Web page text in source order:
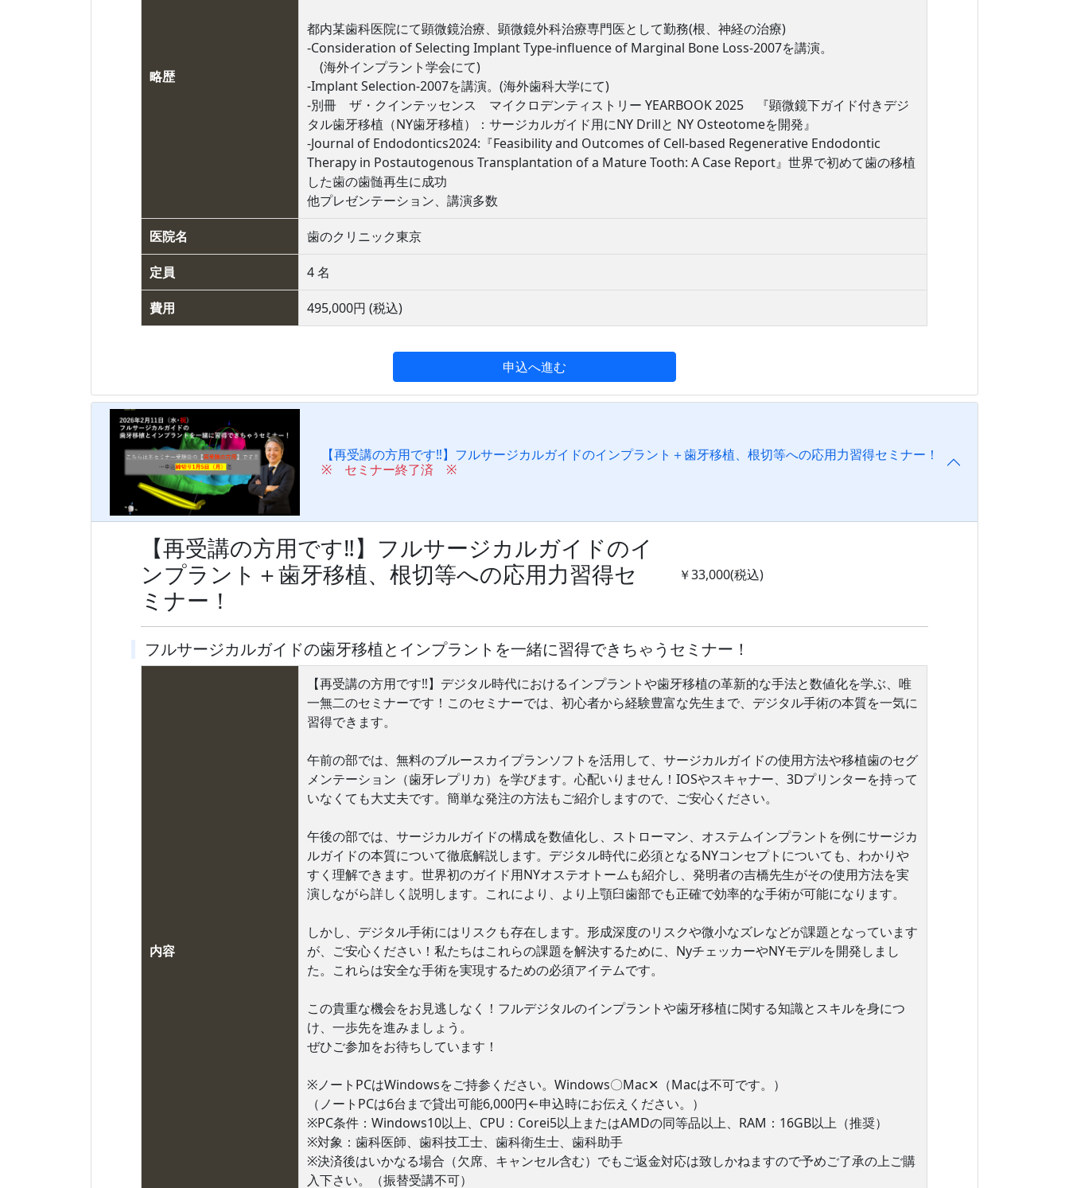
略歴
都内某歯科医院にて顕微鏡治療、顕微鏡外科治療専門医として勤務(根、神経の治療)
-Consideration of Selecting Implant Type-influence of Marginal Bone Loss-2007を講演。
(海外インプラント学会にて)
-Implant Selection-2007を講演。(海外歯科大学にて)
-別冊 ザ・クインテッセンス マイクロデンティストリー YEARBOOK 2025 『顕微鏡下ガイド付きデジ
タル歯牙移植（NY歯牙移植）：サージカルガイド用にNY Drillと NY Osteotomeを開発』
-Journal of Endodontics2024:『Feasibility and Outcomes of Cell-based Regenerative Endodontic
Therapy in Postautogenous Transplantation of a Mature Tooth: A Case Report』世界で初めて歯の移植
した歯の歯髄再生に成功
他プレゼンテーション、講演多数
医院名 歯のクリニック東京
定員 4 名
費用 495,000円 (税込)
申込へ進む
【再受講の方用です‼】フルサージカルガイドのインプラント＋歯牙移植、根切等への応用力習得セミナー！
※ セミナー終了済 ※
【再受講の方用です‼】フルサージカルガイドのイ
ンプラント＋歯牙移植、根切等への応用力習得セ
ミナー！
￥33,000(税込)
フルサージカルガイドの歯牙移植とインプラントを一緒に習得できちゃうセミナー！
内容
【再受講の方用です‼】デジタル時代におけるインプラントや歯牙移植の革新的な手法と数値化を学ぶ、唯
一無二のセミナーです！このセミナーでは、初心者から経験豊富な先生まで、デジタル手術の本質を一気に
習得できます。
午前の部では、無料のブルースカイプランソフトを活用して、サージカルガイドの使用方法や移植歯のセグ
メンテーション（歯牙レプリカ）を学びます。心配いりません！IOSやスキャナー、3Dプリンターを持って
いなくても大丈夫です。簡単な発注の方法もご紹介しますので、ご安心ください。
午後の部では、サージカルガイドの構成を数値化し、ストローマン、オステムインプラントを例にサージカ
ルガイドの本質について徹底解説します。デジタル時代に必須となるNYコンセプトについても、わかりや
すく理解できます。世界初のガイド用NYオステオトームも紹介し、発明者の吉橋先生がその使用方法を実
演しながら詳しく説明します。これにより、より上顎臼歯部でも正確で効率的な手術が可能になります。
しかし、デジタル手術にはリスクも存在します。形成深度のリスクや微小なズレなどが課題となっています
が、ご安心ください！私たちはこれらの課題を解決するために、NyチェッカーやNYモデルを開発しまし
た。これらは安全な手術を実現するための必須アイテムです。
この貴重な機会をお見逃しなく！フルデジタルのインプラントや歯牙移植に関する知識とスキルを身につ
け、一歩先を進みましょう。
ぜひご参加をお待ちしています！
※ノートPCはWindowsをご持参ください。Windows〇Mac✕（Macは不可です。）
（ノートPCは6台まで貸出可能6,000円←申込時にお伝えください。）
※PC条件：Windows10以上、CPU：Corei5以上またはAMDの同等品以上、RAM：16GB以上（推奨）
※対象：歯科医師、歯科技工士、歯科衛生士、歯科助手
※決済後はいかなる場合（欠席、キャンセル含む）でもご返金対応は致しかねますので予めご了承の上ご購
入下さい。（振替受講不可）